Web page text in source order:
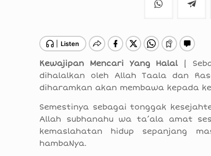
Kewajipan Mencari Yang Halal|
dihalalkan oleh Allah Taala dan
diharamkan akan membawa kepada
Semestinya sebagai tonggak
Allah subhanahu wa ta’ala amat
kemaslahatan hidup sepanjang
hambaNya.